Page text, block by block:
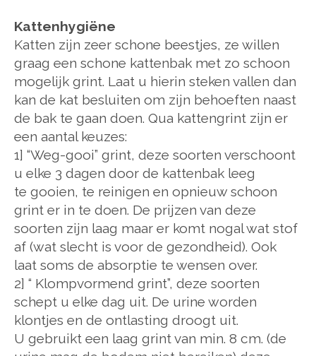
Kattenhygiëne
Katten zijn zeer schone beestjes, ze willen
graag een schone kattenbak met zo schoon
mogelijk grint. Laat u hierin steken vallen dan
kan de kat besluiten om zijn behoeften naast
de bak te gaan doen. Qua kattengrint zijn er
een aantal keuzes:
1] “Weg-gooi” grint, deze soorten verschoont
u elke 3 dagen door de kattenbak leeg
te gooien, te reinigen en opnieuw schoon
grint er in te doen. De prijzen van deze
soorten zijn laag maar er komt nogal wat stof
af (wat slecht is voor de gezondheid). Ook
laat soms de absorptie te wensen over.
2] “ Klompvormend grint”, deze soorten
schept u elke dag uit. De urine worden
klontjes en de ontlasting droogt uit.
U gebruikt een laag grint van min. 8 cm. (de